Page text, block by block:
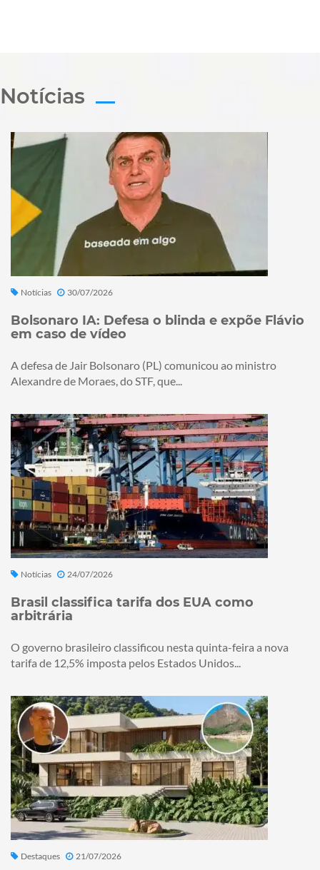
Notícias
Notícias 30/07/2026
Bolsonaro IA: Defesa o blinda e expõe Flávio
em caso de vídeo
A defesa de Jair Bolsonaro (PL) comunicou ao ministro
Alexandre de Moraes, do STF, que...
Notícias 24/07/2026
Brasil classifica tarifa dos EUA como
arbitrária
O governo brasileiro classificou nesta quinta-feira a nova
tarifa de 12,5% imposta pelos Estados Unidos...
Destaques 21/07/2026